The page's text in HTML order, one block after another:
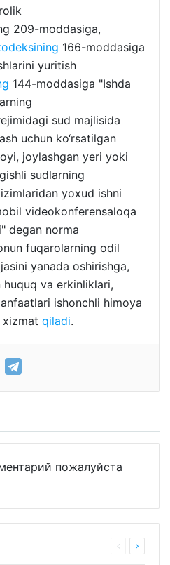
209-moddasiga,
166-moddasiga
yuritish
144-moddasiga "Ishda
sud majlisida
uchun ko‘rsatilgan
joylashgan yeri yoki
sudlarning
yoxud ishni
videokonferensaloqa
degan norma
fuqarolarning odil
yanada oshirishga,
va erkinliklari,
ishonchli himoya
xizmat qiladi.
пожалуйста